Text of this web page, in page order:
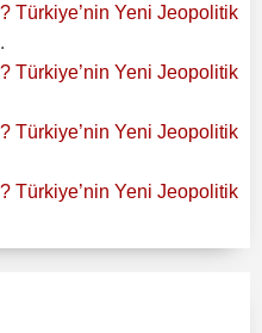
Türkiye’nin Yeni Jeopolitik
Türkiye’nin Yeni Jeopolitik
Türkiye’nin Yeni Jeopolitik
Türkiye’nin Yeni Jeopolitik